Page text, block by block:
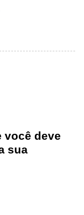
você deve
sua